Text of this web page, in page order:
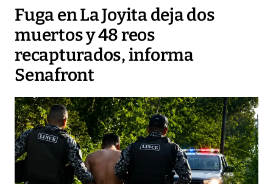
Fuga en La Joyita deja dos
muertos y 48 reos
recapturados, informa
Senafront